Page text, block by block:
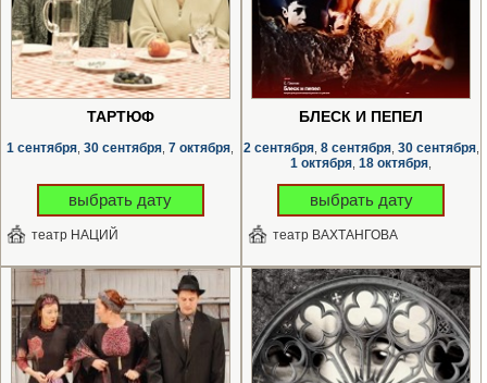
ТАРТЮФ
1 сентября 30 сентября 7 октября
выбрать дату
театр НАЦИЙ
БЛЕСК И ПЕПЕЛ
2 сентября, 8 сентября, 30 сентября,
1 октября 18 октября
выбрать дату
театр ВАХТАНГОВА